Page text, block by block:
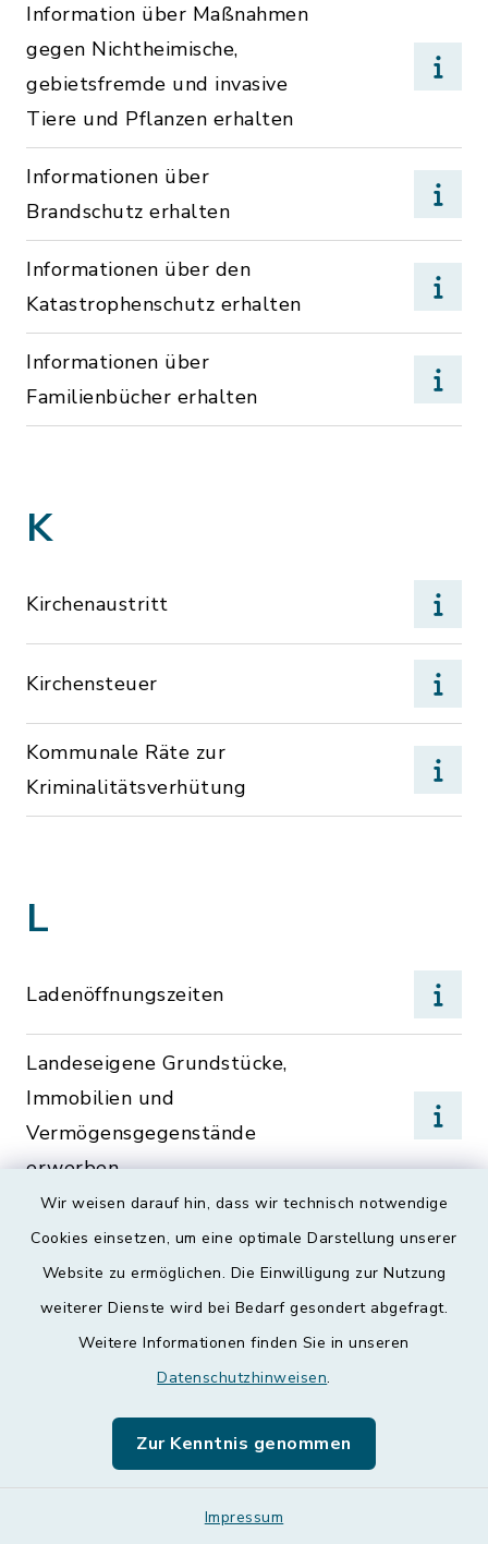
Wir weisen darauf hin, dass wir technisch notwendige
Cookies einsetzen, um eine optimale Darstellung unserer
Website zu ermöglichen. Die Einwilligung zur Nutzung
weiterer Dienste wird bei Bedarf gesondert abgefragt.
Weitere Informationen finden Sie in unseren
Datenschutzhinweisen.
Zur Kenntnis genommen
Impressum
Information über Maßnahmen
gegen Nichtheimische,
gebietsfremde und invasive
Tiere und Pflanzen erhalten
Informationen über
Brandschutz erhalten
Informationen über den
Katastrophenschutz erhalten
Informationen über
Familienbücher erhalten
K
Kirchenaustritt
Kirchensteuer
Kommunale Räte zur
Kriminalitätsverhütung
L
Ladenöffnungszeiten
Landeseigene Grundstücke,
Immobilien und
Vermögensgegenstände
erwerben
Landschaftsplanung
Landwirtschaft: Wildschäden,
Jagdschäden
Lärmschutz: Benutzung von
Geräten und Maschinen -